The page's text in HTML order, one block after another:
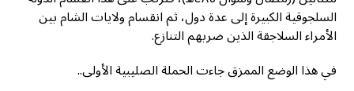
السلجوقية الكبيرة إلى عدة دول، ثم انقسام ولايات الشام بين
الأمراء السلاجقة الذين ضربهم التنازع.
في هذا الوضع الممزق جاءت الحملة الصليبية الأولى..